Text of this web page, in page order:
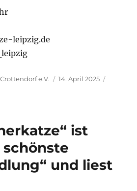
leipzig.de
e.V.
Veröffentlicht
14. April 2025
ist
schönste
und liest